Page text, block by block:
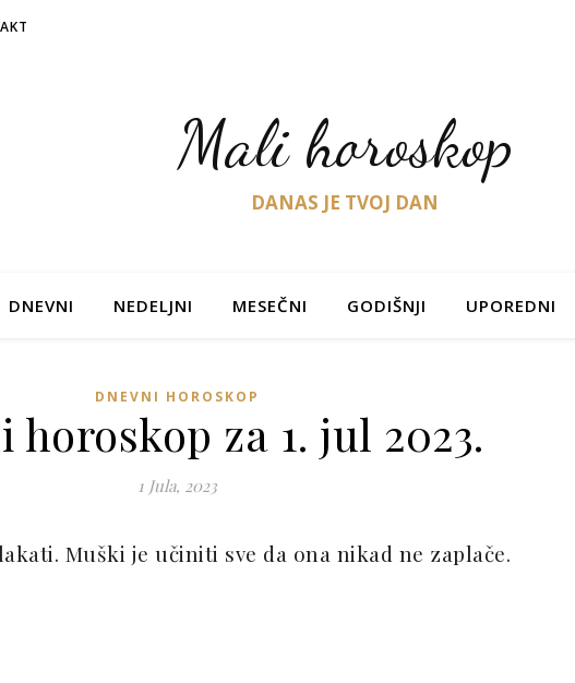
Mali horoskop
DANAS JE TVOJ DAN
DNEVNI NEDELJNI MESEČNI GODIŠNJI UPOREDNI
DNEVNI HOROSKOP
horoskop za 1. jul 2023.
1 Jula, 2023
Muški je učiniti sve da ona nikad ne zaplače.